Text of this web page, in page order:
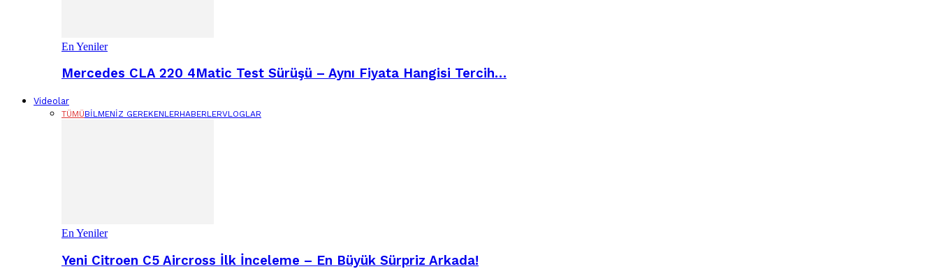
En Yeniler
Mercedes CLA 220 4Matic Test Sürüşü – Aynı Fiyata Hangisi Tercih…
Videolar
TÜMÜBILMENIZ GEREKENLERHABERLERVLOGLAR
En Yeniler
Yeni Citroen C5 Aircross İlk İnceleme – En Büyük Sürpriz Arkada!